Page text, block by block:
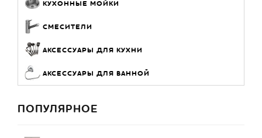
КУХОННЫЕ МОЙКИ
СМЕСИТЕЛИ
АКСЕССУАРЫ ДЛЯ КУХНИ
АКСЕССУАРЫ ДЛЯ ВАННОЙ
ПОПУЛЯРНОЕ